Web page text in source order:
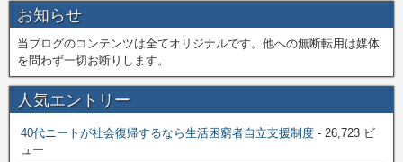
お知らせ
当ブログのコンテンツは全てオリジナルです。他への無断転用は媒体
を問わず一切お断りします。
人気エントリー
40代ニートが社会復帰するなら生活困窮者自立支援制度 - 26,723 ビ
ュー